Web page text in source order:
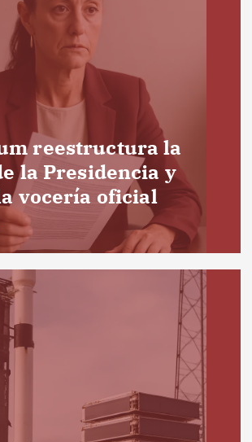
reestructura la
la Presidencia y
vocería oficial